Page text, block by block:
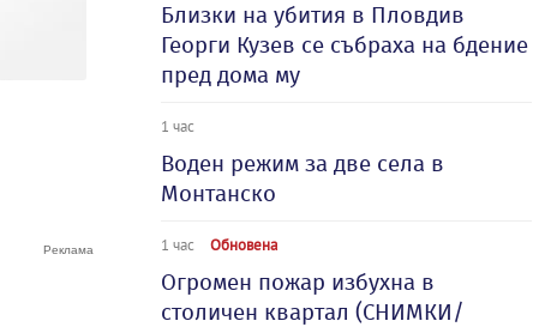
Близки на убития в Пловдив
Георги Кузев се събраха на бдение
пред дома му
1 час
Воден режим за две села в
Монтанско
1 час Обновена
Огромен пожар избухна в
столичен квартал (СНИМКИ/